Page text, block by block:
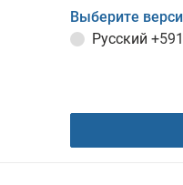
Выберите
Русский